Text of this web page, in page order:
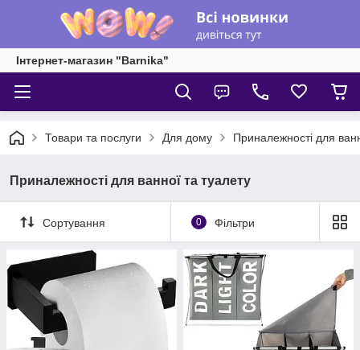
Інтернет-магазин "Barnika"
Товари та послуги Для дому Приналежності для
Приналежності для ванної та туалету
Сортування 0 Фільтри